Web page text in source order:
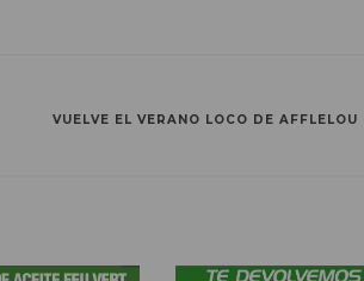
VUELVE EL VERANO LOCO DE AFFLELOU